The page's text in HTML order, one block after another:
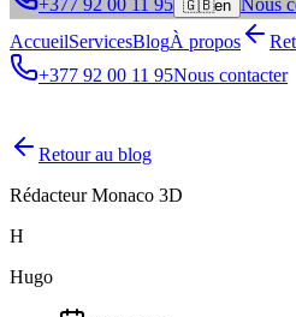
+377 92 00 11 95 🇬🇧en Nous
AccueilServicesBlogÀ propos
+377 92 00 11 95Nous contacter
Retour au blog
Rédacteur Monaco 3D
H
Hugo